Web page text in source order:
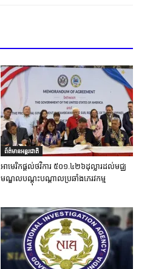
ព័ត៌មានអន្តរជាតិ
អាមេរិកផ្តល់ថវិការ ៥០១.៤២៦ដុល្លារដល់មជ្ឈ
មណ្ឌលបណ្តុះបណ្តាលប្រឆាំងភេរវកម្ម